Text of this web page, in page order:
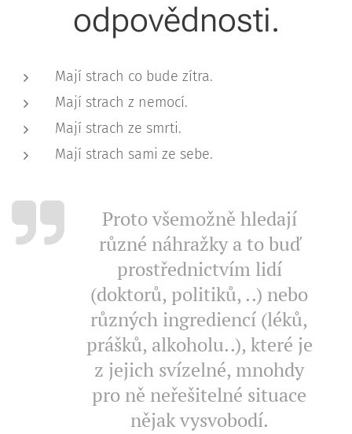
odpovědnosti.
Mají strach co bude zítra.
Mají strach z nemocí.
Mají strach ze smrti.
Mají strach sami ze sebe.
Proto všemožně hledají
různé náhražky a to buď
prostřednictvím lidí
(doktorů, politiků, ..) nebo
různých ingrediencí (léků,
prášků, alkoholu..), které je
z jejich svízelné, mnohdy
pro ně neřešitelné situace
nějak vysvobodí.